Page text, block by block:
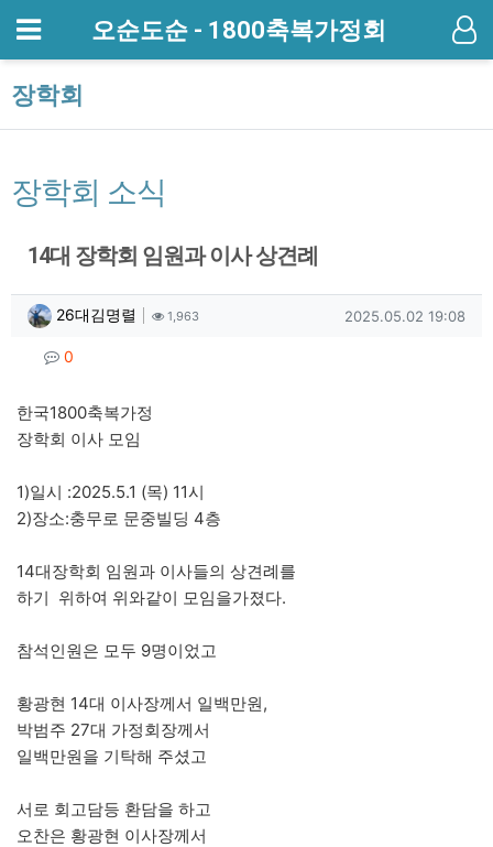
메뉴 오순도순 - 1800축복가정회
장학회
장학회 소식
14대 장학회 임원과 이사 상견례
작성자 정보
26대김명렬 작성1,963조회 작성일
2025.05.02 19:08
컨텐츠 정보
0
본문
한국1800축복가정
장학회 이사 모임
1)일시 :2025.5.1 (목) 11시
2)장소:충무로 문중빌딩 4층
14대장학회 임원과 이사들의 상견례를
하기 위하여 위와같이 모임을가졌다.
참석인원은 모두 9명이었고
황광현 14대 이사장께서 일백만원,
박범주 27대 가정회장께서
일백만원을 기탁해 주셨고
서로 회고담등 환담을 하고
오찬은 황광현 이사장께서